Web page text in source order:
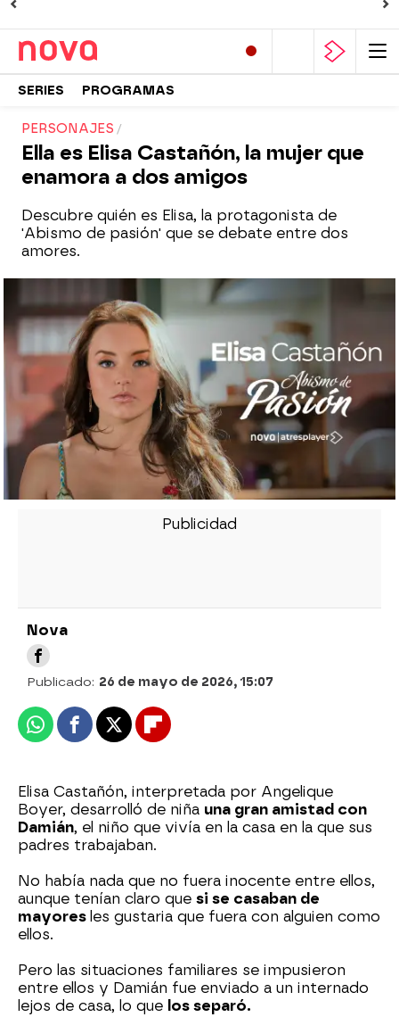
SERIES PROGRAMAS
PERSONAJES
Ella es Elisa Castañón, la mujer que
enamora a dos amigos
Descubre quién es Elisa, la protagonista de
'Abismo de pasión' que se debate entre dos
amores.
Nova
Publicado: 26 de mayo de 2026, 15:07
WhatsappFacebook
X Flipboard
Elisa Castañón, interpretada por Angelique
Boyer, desarrolló de niña una gran amistad con
Damián, el niño que vivía en la casa en la que sus
padres trabajaban.
No había nada que no fuera inocente entre ellos,
aunque tenían claro que si se casaban de
mayores les gustaria que fuera con alguien como
ellos.
Pero las situaciones familiares se impusieron
entre ellos y Damián fue enviado a un internado
lejos de casa, lo que los separó.